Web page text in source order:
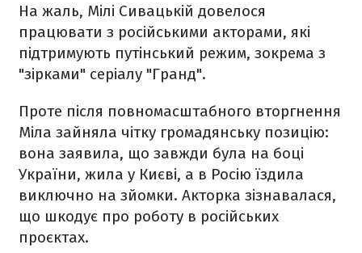
На жаль, Мілі Сивацькій довелося
працювати з російськими акторами, які
підтримують путінський режим, зокрема з
"зірками" серіалу "Гранд".
Проте після повномасштабного вторгнення
Міла зайняла чітку громадянську позицію:
вона заявила, що завжди була на боці
України, жила у Києві, а в Росію їздила
виключно на зйомки. Акторка зізнавалася,
що шкодує про роботу в російських
проєктах.